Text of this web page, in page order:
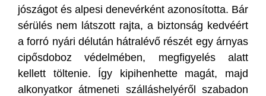
jószágot és alpesi denevérként azonosította. Bár
sérülés nem látszott rajta, a biztonság kedvéért
a forró nyári délután hátralévő részét egy árnyas
cipősdoboz védelmében, megfigyelés alatt
kellett töltenie. Így kipihenhette magát, majd
alkonyatkor átmeneti szálláshelyéről szabadon